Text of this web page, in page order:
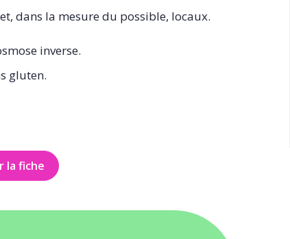
dans la mesure du possible, locaux.
inverse.
gluten.
la fiche